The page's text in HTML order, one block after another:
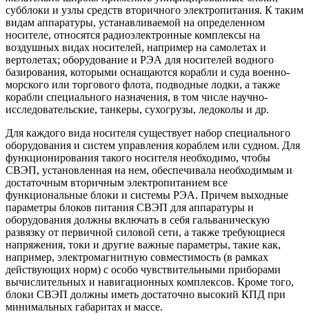
субблоки и узлы средств вторичного электропитания. К таким
видам аппаратуры, устанавливаемой на определенном
носителе, относятся радиоэлектронные комплексы на
воздушных видах носителей, например на самолетах и
вертолетах; оборудование и РЭА для носителей водного
базирования, которыми оснащаются корабли и суда военно-
морского или торгового флота, подводные лодки, а также
корабли специального назначения, в том числе научно-
исследовательские, танкеры, сухогрузы, ледоколы и др.
Для каждого вида носителя существует набор специального
оборудования и систем управления кораблем или судном. Для
функционирования такого носителя необходимо, чтобы
СВЭП, установленная на нем, обеспечивала необходимым и
достаточным вторичным электропитанием все
функциональные блоки и системы РЭА. Причем выходные
параметры блоков питания СВЭП для аппаратуры и
оборудования должны включать в себя гальваническую
развязку от первичной силовой сети, а также требующиеся
напряжения, токи и другие важные параметры, такие как,
например, электромагнитную совместимость (в рамках
действующих норм) с особо чувствительными приборами
вычислительных и навигационных комплексов. Кроме того,
блоки СВЭП должны иметь достаточно высокий КПД при
минимальных габаритах и массе.